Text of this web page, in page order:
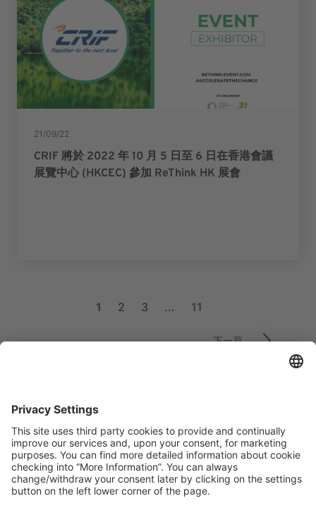
21/09/22
CRIF 將於 2022 年 10 月 5 日至 6 日在香港會議
展覽中心 (HKCEC) 參加 ReThink HK 展會
1 2 3 ... 11
下一頁
媒體中心
如有傳媒查詢，可以聯繫我們。